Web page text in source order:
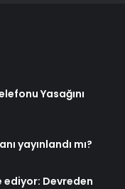
Yasağını
yayınlandı mı?
Devreden